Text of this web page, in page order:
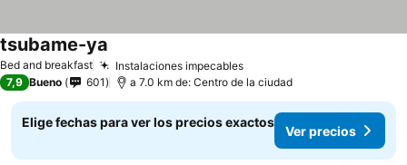
Bed and breakfast Instalaciones impecables
tsubame-ya
7,9 Bueno 601 a 7.0 km de: Centro de la ciudad
Elige fechas para ver los precios exactos
Ver precios